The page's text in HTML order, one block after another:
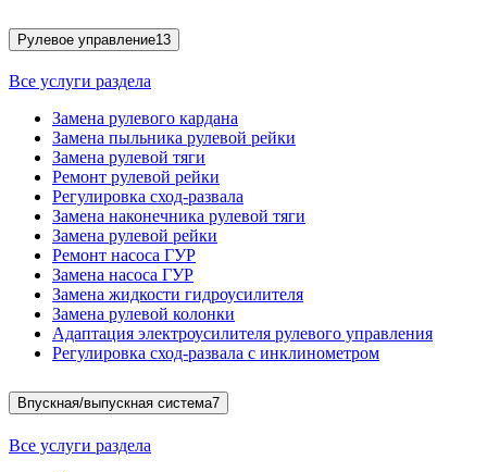
Рулевое управление13
Все услуги раздела
Замена рулевого кардана
Замена пыльника рулевой рейки
Замена рулевой тяги
Ремонт рулевой рейки
Регулировка сход-развала
Замена наконечника рулевой тяги
Замена рулевой рейки
Ремонт насоса ГУР
Замена насоса ГУР
Замена жидкости гидроусилителя
Замена рулевой колонки
Адаптация электроусилителя рулевого управления
Регулировка сход-развала с инклинометром
Впускная/выпускная система7
Все услуги раздела